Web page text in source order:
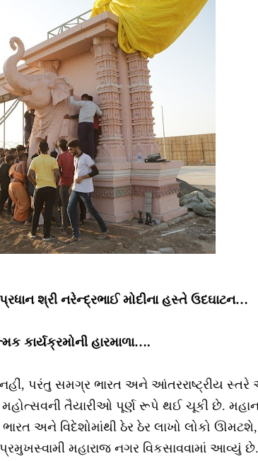
શ્રી નરેન્દ્રભાઈ મોદીના હસ્તે ઉદઘાટન…
કાર્યક્રમોની હારમાળા….
પરંતુ સમગ્ર ભારત અને આંતરરાષ્ટ્રીય
મહોત્સવની તૈયારીઓ પૂર્ણ રૂપે થઈ ચૂકી છે.
અને વિદેશોમાંથી ઠેર ઠેર લાખો લોકો
મહારાજ નગર વિકસાવવામાં આવ્યું